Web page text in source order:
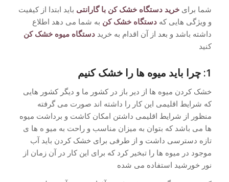
شما برای خرید دستگاه خشک کن با گارانتی باید ابتدا از کیفیت
و ویژگی هایی که دستگاه خشک کن به شما می دهد اطلاع
داشته باشد و بعد از آن اقدام به خرید دستگاه میوه خشک کن
کنید
1: چرا باید میوه ها را خشک کنیم
خشک کردن میوه ها از دیر باز در کشور ما و دیگر کشور هایی
که شرایط اقلیمی این کار را داشته اند صورت می گرفته
منظور از شرایط اقلیمی داشتن امکان کاشت و برداشت میوه
ها می باشد که بتوان به میزان مناسب و راحت به میو ه ها ی
تازه دسترسی داشت و از طرفی برای خشک کردن باید آب
موجود در میوه ها را تبخیر کرد که برای این کار در آن زمان از
نور خورشید استفاده می شده